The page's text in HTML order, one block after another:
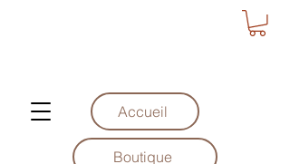
Accueil
Boutique